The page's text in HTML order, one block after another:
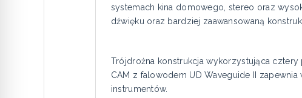
systemach kina domowego, stereo oraz
dźwięku oraz bardziej zaawansowaną
Trójdrożna konstrukcja wykorzystująca
CAM z falowodem UD Waveguide II
instrumentów.